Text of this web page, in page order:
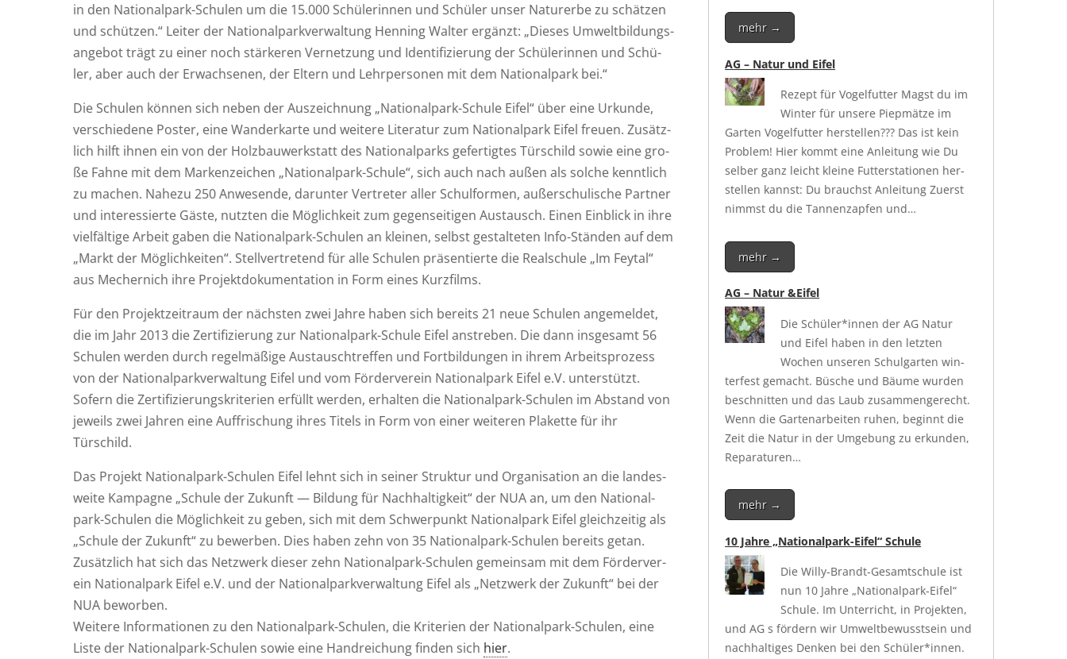
in den Natio­nal­park-Schu­len um die 15.000 Schü­le­rin­nen und Schü­ler unser Natur­er­be zu schät­zen
und schüt­zen.“ Lei­ter der Natio­nal­park­ver­wal­tung Hen­ning Wal­ter ergänzt: „Die­ses Umwelt­bil­dungs­
an­ge­bot trägt zu einer noch stär­ke­ren Ver­net­zung und Iden­ti­fi­zie­rung der Schü­le­rin­nen und Schü­
ler, aber auch der Erwach­se­nen, der Eltern und Lehr­per­so­nen mit dem Natio­nal­park bei.“
Die Schu­len kön­nen sich neben der Aus­zeich­nung „Natio­nal­park-Schu­le Eifel“ über eine Urkun­de,
ver­schie­de­ne Pos­ter, eine Wan­der­kar­te und wei­te­re Lite­ra­tur zum Natio­nal­park Eifel freu­en. Zusätz­
lich hilft ihnen ein von der Holz­bau­werk­statt des Natio­nal­parks gefer­tig­tes Tür­schild sowie eine gro­
ße Fah­ne mit dem Mar­ken­zei­chen „Natio­nal­park-Schu­le“, sich auch nach außen als sol­che kennt­lich
zu machen. Nahe­zu 250 Anwe­sen­de, dar­un­ter Ver­tre­ter aller Schul­for­men, außer­schu­li­sche Part­ner
und inter­es­sier­te Gäs­te, nutz­ten die Mög­lich­keit zum gegen­sei­ti­gen Aus­tausch. Einen Ein­blick in ihre
viel­fäl­ti­ge Arbeit gaben die Natio­nal­park-Schu­len an klei­nen, selbst gestal­te­ten Info-Stän­den auf dem
„Markt der Mög­lich­kei­ten“. Stell­ver­tre­tend für alle Schu­len prä­sen­tier­te die Real­schu­le „Im Feytal“
aus Mecher­nich ihre Pro­jekt­do­ku­men­ta­ti­on in Form eines Kurzfilms.
Für den Pro­jekt­zeit­raum der nächs­ten zwei Jah­re haben sich bereits 21 neue Schu­len ange­mel­det,
die im Jahr 2013 die Zer­ti­fi­zie­rung zur Natio­nal­park-Schu­le Eifel anstre­ben. Die dann ins­ge­samt 56
Schu­len wer­den durch regel­mä­ßi­ge Aus­tausch­tref­fen und Fort­bil­dun­gen in ihrem Arbeits­pro­zess
von der Natio­nal­park­ver­wal­tung Eifel und vom För­der­ver­ein Natio­nal­park Eifel e.V. unter­stützt.
Sofern die Zer­ti­fi­zie­rungs­kri­te­ri­en erfüllt wer­den, erhal­ten die Natio­nal­park-Schu­len im Abstand von
jeweils zwei Jah­ren eine Auf­fri­schung ihres Titels in Form von einer wei­te­ren Pla­ket­te für ihr
Türschild.
Das Pro­jekt Natio­nal­park-Schu­len Eifel lehnt sich in sei­ner Struk­tur und Orga­ni­sa­ti­on an die lan­des­
wei­te Kam­pa­gne „Schu­le der Zukunft — Bil­dung für Nach­hal­tig­keit“ der NUA an, um den Natio­nal­
park-Schu­len die Mög­lich­keit zu geben, sich mit dem Schwer­punkt Natio­nal­park Eifel gleich­zei­tig als
„Schu­le der Zukunft“ zu bewer­ben. Dies haben zehn von 35 Natio­nal­park-Schu­len bereits getan.
Zusätz­lich hat sich das Netz­werk die­ser zehn Natio­nal­park-Schu­len gemein­sam mit dem För­der­ver­
ein Natio­nal­park Eifel e.V. und der Natio­nal­park­ver­wal­tung Eifel als „Netz­werk der Zukunft“ bei der
NUA beworben.
Wei­te­re Infor­ma­tio­nen zu den Natio­nal­park-Schu­len, die Kri­te­ri­en der Natio­nal­park-Schu­len, eine
Lis­te der Natio­nal­park-Schu­len sowie eine Hand­rei­chung fin­den sich hier.
mehr →
AG – Natur und Eifel
Rezept für Vogel­fut­ter Magst du im
Win­ter für unse­re Piep­mät­ze im
Gar­ten Vogel­fut­ter her­stel­len??? Das ist kein
Pro­blem! Hier kommt eine Anlei­tung wie Du
sel­ber ganz leicht klei­ne Fut­ter­sta­tio­nen her­
stel­len kannst: Du brauchst Anlei­tung Zuerst
nimmst du die Tan­nen­zap­fen und…
mehr →
AG – Natur &Eifel
Die Schüler*innen der AG Natur
und Eifel haben in den letz­ten
Wochen unse­ren Schul­gar­ten win­
ter­fest gemacht. Büsche und Bäu­me wur­den
beschnit­ten und das Laub zusam­men­ge­recht.
Wenn die Gar­ten­ar­bei­ten ruhen, beginnt die
Zeit die Natur in der Umge­bung zu erkun­den,
Reparaturen…
mehr →
10 Jahre „Nationalpark-Eifel“ Schule
Die Wil­ly-Brandt-Gesamt­schu­le ist
nun 10 Jah­re „Natio­nal­park-Eifel“
Schu­le. Im Unter­richt, in Pro­jek­ten,
und AG s för­dern wir Umwelt­be­wusst­sein und
nach­hal­ti­ges Den­ken bei den Schüler*innen.